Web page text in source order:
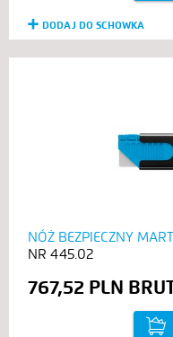
DODAJ DO SCHOWKA
NÓŻ BEZPIECZNY
445.02
767,52 PLN